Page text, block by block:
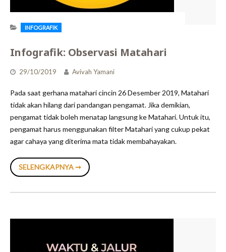
INFOGRAFIK
Infografik: Observasi Matahari
29/10/2019 Avivah Yamani
Pada saat gerhana matahari cincin 26 Desember 2019, Matahari
tidak akan hilang dari pandangan pengamat. Jika demikian,
pengamat tidak boleh menatap langsung ke Matahari. Untuk itu,
pengamat harus menggunakan filter Matahari yang cukup pekat
agar cahaya yang diterima mata tidak membahayakan.
SELENGKAPNYA ➞INFOGRAFIK:
OBSERVASI